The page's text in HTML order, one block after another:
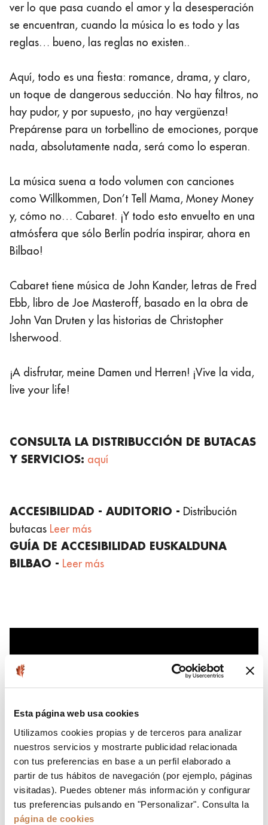
Esta página web usa cookies
Utilizamos cookies propias y de terceros para analizar
nuestros servicios y mostrarte publicidad relacionada
con tus preferencias en base a un perfil elaborado a
partir de tus hábitos de navegación (por ejemplo, páginas
visitadas). Puedes obtener más información y configurar
tus preferencias pulsando en "Personalizar". Consulta la
página de cookies
ver lo que pasa cuando el amor y la desesperación
se encuentran, cuando la música lo es todo y las
reglas… bueno, las reglas no existen..
Aquí, todo es una fiesta: romance, drama, y claro,
un toque de dangerous seducción. No hay filtros, no
hay pudor, y por supuesto, ¡no hay vergüenza!
Prepárense para un torbellino de emociones, porque
nada, absolutamente nada, será como lo esperan.
La música suena a todo volumen con canciones
como Willkommen, Don’t Tell Mama, Money Money
y, cómo no… Cabaret. ¡Y todo esto envuelto en una
atmósfera que sólo Berlín podría inspirar, ahora en
Bilbao!
Cabaret tiene música de John Kander, letras de Fred
Ebb, libro de Joe Masteroff, basado en la obra de
John Van Druten y las historias de Christopher
Isherwood.
¡A disfrutar, meine Damen und Herren! ¡Vive la vida,
live your life!
CONSULTA LA DISTRIBUCCIÓN DE BUTACAS
Y SERVICIOS: aquí
ACCESIBILIDAD - AUDITORIO - Distribución
butacas Leer más
GUÍA DE ACCESIBILIDAD EUSKALDUNA
BILBAO - Leer más